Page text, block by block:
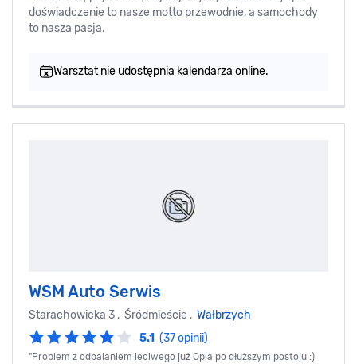
doświadczenie to nasze motto przewodnie, a samochody
to nasza pasja.
Warsztat nie udostępnia kalendarza online.
WSM Auto Serwis
Starachowicka 3 , Śródmieście , Wałbrzych
5.1 (37 opinii)
"Problem z odpalaniem leciwego już Opla po dłuższym postoju :)